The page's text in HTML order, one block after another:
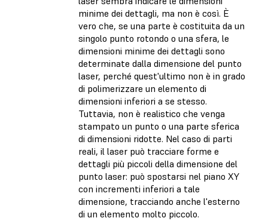
minime dei dettagli, ma non è così. È
vero che, se una parte è costituita da un
singolo punto rotondo o una sfera, le
dimensioni minime dei dettagli sono
determinate dalla dimensione del punto
laser, perché quest'ultimo non è in grado
di polimerizzare un elemento di
dimensioni inferiori a se stesso.
Tuttavia, non è realistico che venga
stampato un punto o una parte sferica
di dimensioni ridotte. Nel caso di parti
reali, il laser può tracciare forme e
dettagli più piccoli della dimensione del
punto laser: può spostarsi nel piano XY
con incrementi inferiori a tale
dimensione, tracciando anche l'esterno
di un elemento molto piccolo.